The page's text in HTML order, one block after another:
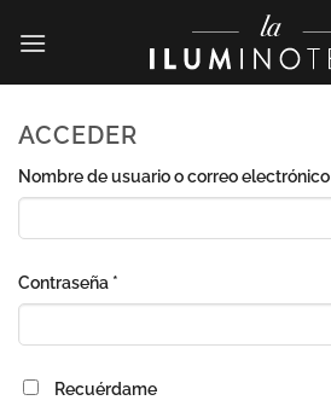
ACCEDER
Nombre de usuario o correo electrónico
Contraseña *
Recuérdame